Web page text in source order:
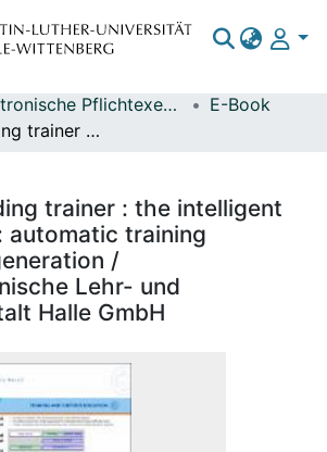
Elektronische Pflichtexemplare
E-Book
GSI-SLV welding trainer : the intelligent training plan : automatic training programme generation / Schweißtechnische Lehr- und Versuchsanstalt Halle GmbH
trainer : the intelligent
automatic training
/
Lehr- und
Halle GmbH